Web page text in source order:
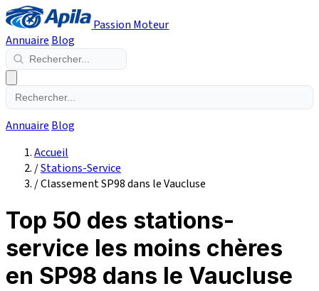
Passion Moteur
Annuaire Blog
Annuaire Blog
Accueil
/Stations-Service
/Classement SP98 dans le Vaucluse
Top 50 des stations-
service les moins chères
en SP98 dans le Vaucluse